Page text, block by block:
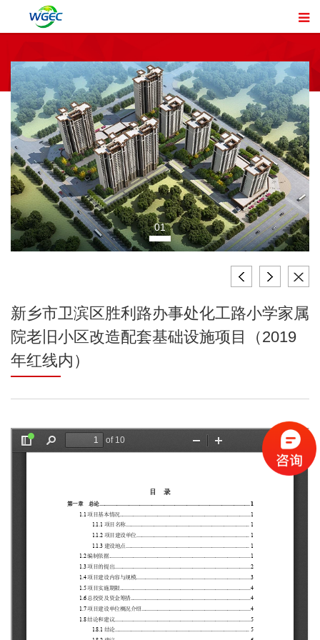
01
新乡市卫滨区胜利路办事处化工路小学家属
院老旧小区改造配套基础设施项目（2019
年红线内）